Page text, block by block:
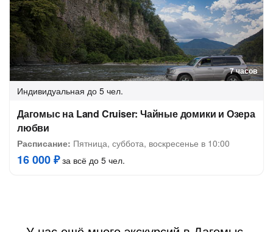
7 часов
Индивидуальная до 5 чел.
Дагомыс на Land Cruiser: Чайные домики и Озера
любви
Расписание: Пятница, суббота, воскресенье в 10:00
16 000 ₽за всё до 5 чел.